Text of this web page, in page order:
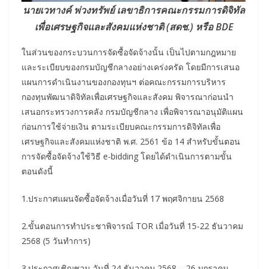
นายเวทางค์ พ่วงทรัพย์ เลขาธิการคณะกรรมการดิจิทัล
เพื่อเศรษฐกิจและสังคมแห่งชาติ (สดช.) หรือ BDE
ในส่วนของกระบวนการจัดซื้อจัดจ้างนั้น เป็นไปตามกฎหมาย
และระเบียบของกรมบัญชีกลางอย่างเคร่งครัด โดยมีการเสนอ
แผนการดำเนินงานของกองทุนฯ ต่อคณะกรรมการบริหาร
กองทุนพัฒนาดิจิทัลเพื่อเศรษฐกิจและสังคม พิจารณาก่อนนำ
เสนอกระทรวงการคลัง กรมบัญชีกลาง เพื่อพิจารณาอนุมัติแผน
ก่อนการใช้จ่ายเงิน ตามระเบียบคณะกรรมการดิจิทัลเพื่อ
เศรษฐกิจและสังคมแห่งชาติ พ.ศ. 2561 ข้อ 14 สำหรับขั้นตอน
การจัดซื้อจัดจ้างใช้วิธี e-bidding โดยได้ดำเนินการตามขั้น
ตอนดังนี้
1.ประกาศแผนจัดซื้อจัดจ้างเมื่อวันที่ 17 พฤศจิกายน 2568
2.ขั้นตอนการทำประชาพิจารณ์ TOR เมื่อวันที่ 15-22 ธันวาคม
2568 (5 วันทำการ)